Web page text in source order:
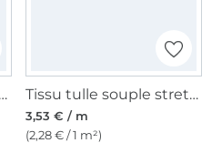
Tissu tulle souple stretch, fuchsia néon Tissu tulle souple stretch, vert néon
3,53 € / m
(2,28 € / 1 m²)